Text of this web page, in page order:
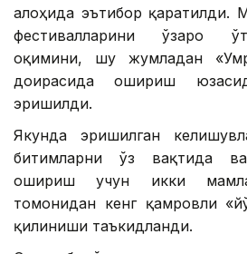
алоҳида эътибор қаратилди.
фестивалларини ўзаро
оқимини, шу жумладан
доирасида ошириш
эришилди.
Якунда эришилган
битимларни ўз вақтида
ошириш учун икки
томонидан кенг қамровли
қилиниши таъкидланди.